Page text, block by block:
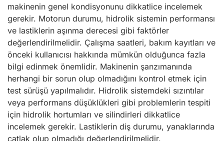
makinenin genel kondisyonunu dikkatlice incelemek
gerekir. Motorun durumu, hidrolik sistemin performansı
ve lastiklerin aşınma derecesi gibi faktörler
değerlendirilmelidir. Çalışma saatleri, bakım kayıtları ve
önceki kullanıcısı hakkında mümkün olduğunca fazla
bilgi edinmek önemlidir. Makinenin şanzımanında
herhangi bir sorun olup olmadığını kontrol etmek için
test sürüşü yapılmalıdır. Hidrolik sistemdeki sızıntılar
veya performans düşüklükleri gibi problemlerin tespiti
için hidrolik hortumları ve silindirleri dikkatlice
incelemek gerekir. Lastiklerin diş durumu, yanaklarında
çatlak olup olmadığı değerlendirilmelidir.